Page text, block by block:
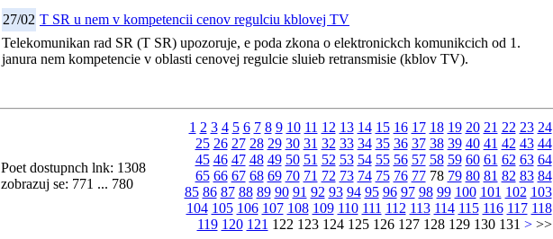
27/02 T SR u nem v kompetencii cenov regulciu kblovej TV
Telekomunikan rad SR (T SR) upozoruje, e poda zkona o elektronickch komunikcich od 1.
janura nem kompetencie v oblasti cenovej regulcie sluieb retransmisie (kblov TV).
Poet dostupnch lnk: 1308
zobrazuj se: 771 ... 780
1 2 3 4 5 6 7 8 9 10 11 12 13 14 15 16 17 18 19 20 21 22 23 24
25 26 27 28 29 30 31 32 33 34 35 36 37 38 39 40 41 42 43 44
45 46 47 48 49 50 51 52 53 54 55 56 57 58 59 60 61 62 63 64
65 66 67 68 69 70 71 72 73 74 75 76 7778 79 80 81 82 83 84
85 86 87 88 89 90 91 92 93 94 95 96 97 98 99 100 101 102 103
104 105 106 107 108 109 110 111 112 113 114 115 116 117 118
119 120 121 122 123 124 125 126 127 128 129 130 131 >>>